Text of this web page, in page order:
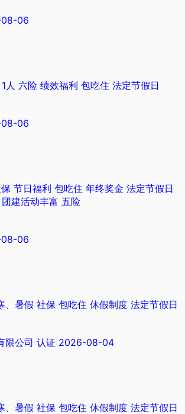
06
1人 六险 绩效福利 包吃住 法定节假日
06
节日福利 包吃住 年终奖金 法定节假日
团建活动丰富 五险
06
、暑假 社保 包吃住 休假制度 法定节假日
限公司 认证 2026-08-04
、暑假 社保 包吃住 休假制度 法定节假日